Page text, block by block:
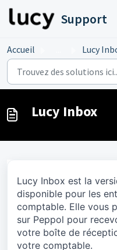
Support
Accueil Lucy
Lucy Inbox
Lucy Inbox est la
disponible pour les
comptable. Elle vous
sur Peppol pour
votre boîte de
votre comptable.